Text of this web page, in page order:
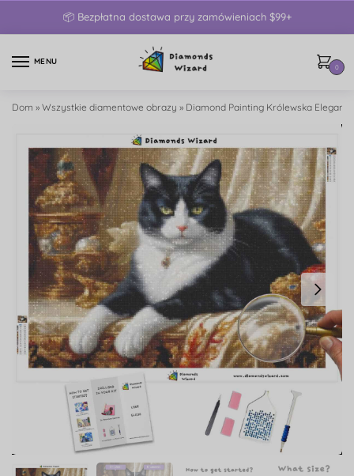
📦 Bezpłatna dostawa przy zamówieniach $99+
MENU
0
Dom » Wszystkie diamentowe obrazy » Diamond Painting Królewska